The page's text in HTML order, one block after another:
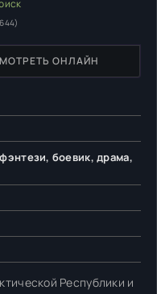
боевик, драма,
Республики и
ОНЛАЙН